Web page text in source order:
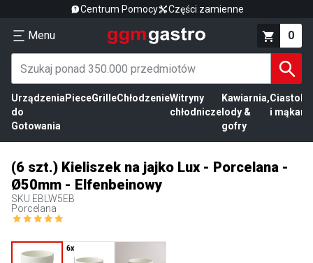
Centrum Pomocy Części zamienne
Menu 0
Urządzenia
do
Gotowania
PieceGrilleChłodzenieWitryny
chłodnicze
Kawiarnia,
lody &
gofry
Ciasto
i mąka
(6 szt.) Kieliszek na jajko Lux - Porcelana -
Ø50mm - Elfenbeinowy
SKU EBLW5EB
Porcelana